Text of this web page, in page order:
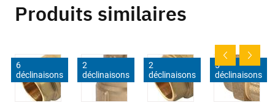
Produits similaires
6
déclinaisons
2
déclinaisons
2
déclinaisons
5
déclinaisons